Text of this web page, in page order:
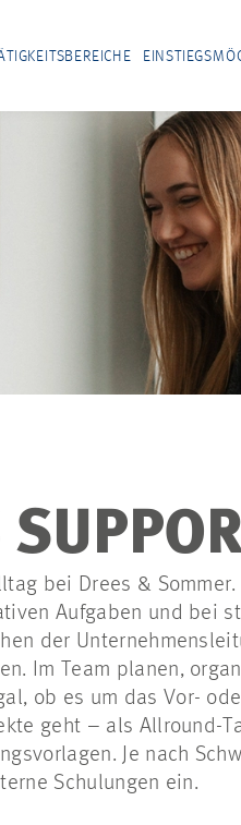
bei Drees &
Aufgaben und bei
der
Im Team planen,
ob es um das Vor-
geht – als Allround-
Je nach
Schulungen ein.